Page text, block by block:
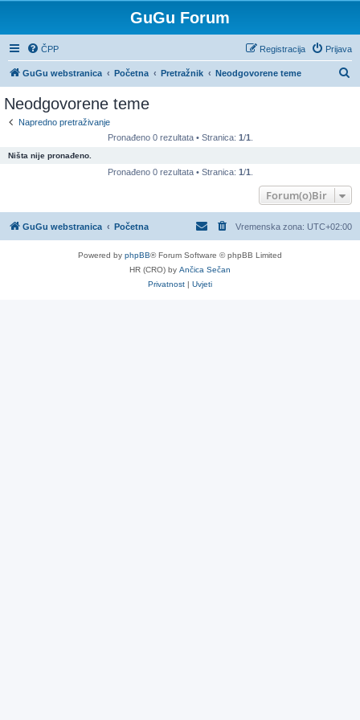
GuGu Forum
ČPP Prijava
Registracija
GuGu webstranica Početna Pretražnik Neodgovorene teme
ž
i
Neodgovorene teme
Napredno pretraživanje
Pronađeno 0 rezultata • Stranica: 1/1
Ništa nije pronađeno.
Pronađeno 0 rezultata • Stranica: 1/1
Forum(o)Bir
GuGu webstranica Početna Vremenska zona: UTC+02:00
Powered by phpBB® Forum Software © phpBB Limited
HR (CRO) by Ančica Sečan
Privatnost | Uvjeti